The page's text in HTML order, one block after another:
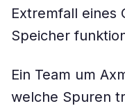
Extremfall eines
Speicher
Ein Team um
welche Spuren